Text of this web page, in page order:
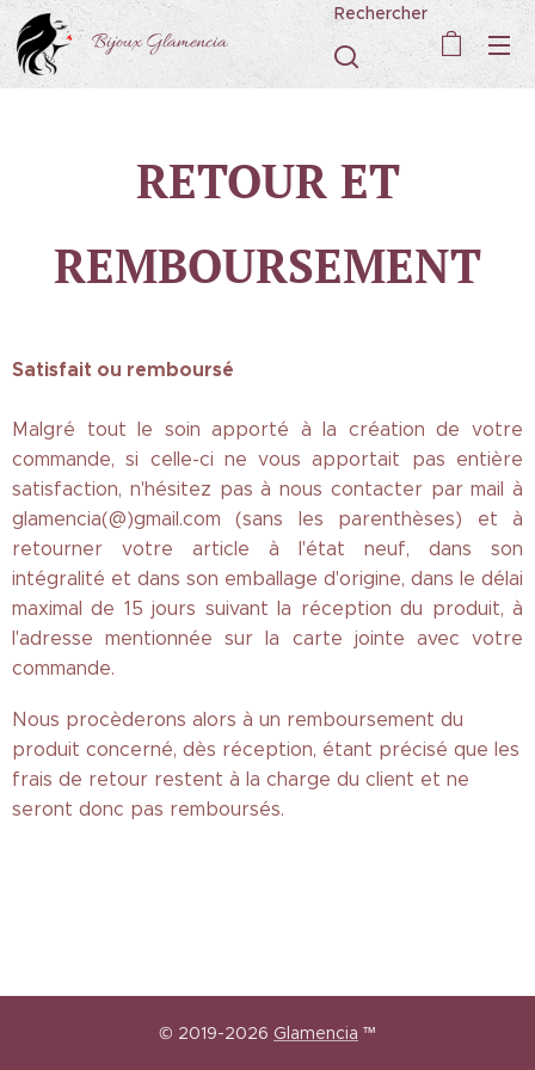
Bijoux Glamencia
Rechercher
RETOUR ET
REMBOURSEMENT
Satisfait ou remboursé
Malgré tout le soin apporté à la création de votre
commande, si celle-ci ne vous apportait pas entière
satisfaction, n'hésitez pas à nous contacter par mail à
glamencia(@)gmail.com (sans les parenthèses) et à
retourner votre article à l'état neuf, dans son
intégralité et dans son emballage d'origine, dans le délai
maximal de 15 jours suivant la réception du produit, à
l'adresse mentionnée sur la carte jointe avec votre
commande.
Nous procèderons alors à un remboursement du
produit concerné, dès réception, étant précisé que les
frais de retour restent à la charge du client et ne
seront donc pas remboursés.
© 2019-2026 Glamencia ™